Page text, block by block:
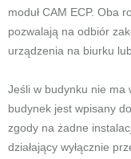
moduł CAM ECP. Oba
pozwalają na odbiór
urządzenia na biurku
Jeśli w budynku nie ma
budynek jest wpisany
zgody na żadne
działający wyłącznie